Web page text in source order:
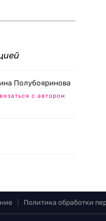
Полубояринова
с автором
Политика обработки